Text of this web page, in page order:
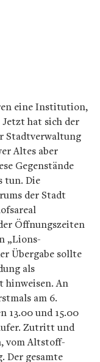
eine Institution,
hat sich der
Stadtverwaltung
Altes aber
Gegenstände
tun. Die
der Stadt
Öffnungszeiten
„Lions-
Übergabe sollte
als
hinweisen. An
am 6.
13.00 und 15.00
Zutritt und
vom Altstoff-
Der gesamte